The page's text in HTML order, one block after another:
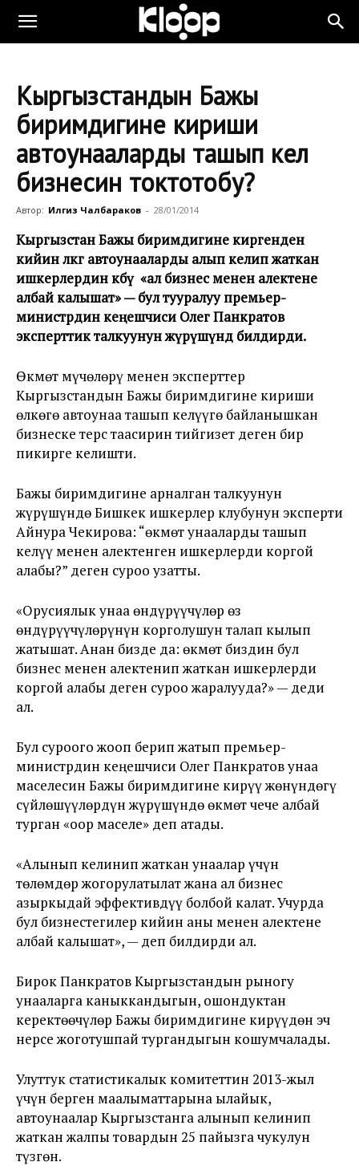
Кыргызстандын Бажы
биримдигине кириши
автоунааларды ташып келүү
бизнесин токтотобу?
Автор: Илгиз Чалбараков - 28/01/2014
Кыргызстан Бажы биримдигине киргенден
кийин өлкөгө автоунааларды алып келип жаткан
ишкерлердин көбү «ал бизнес менен алектене
албай калышат» — бул тууралуу премьер-
министрдин кеңешчиси Олег Панкратов
эксперттик талкуунун жүрүшүндө билдирди.
Өкмөт мүчөлөрү менен эксперттер
Кыргызстандын Бажы биримдигине кириши
өлкөгө автоунаа ташып келүүгө байланышкан
бизнеске терс таасирин тийгизет деген бир
пикирге келишти.
Бажы биримдигине арналган талкуунун
жүрүшүндө Бишкек ишкерлер клубунун эксперти
Айнура Чекирова: “өкмөт унааларды ташып
келүү менен алектенген ишкерлерди коргой
алабы?” деген суроо узатты.
«Орусиялык унаа өндүрүүчүлөр өз
өндүрүүчүлөрүнүн корголушун талап кылып
жатышат. Анан бизде да: өкмөт биздин бул
бизнес менен алектенип жаткан ишкерлерди
коргой алабы деген суроо жаралууда?» — деди
ал.
Бул суроого жооп берип жатып премьер-
министрдин кеңешчиси Олег Панкратов унаа
маселесин Бажы биримдигине кирүү жөнүндөгү
сүйлөшүүлөрдүн жүрүшүндө өкмөт чече албай
турган «оор маселе» деп атады.
«Алынып келинип жаткан унаалар үчүн
төлөмдөр жогорулатылат жана ал бизнес
азыркыдай эффективдүү болбой калат. Учурда
бул бизнестегилер кийин аны менен алектене
албай калышат», — деп билдирди ал.
Бирок Панкратов Кыргызстандын рыногу
унааларга каныккандыгын, ошондуктан
керектөөчүлөр Бажы биримдигине кирүүдөн эч
нерсе жоготушпай тургандыгын кошумчалады.
Улуттук статистикалык комитеттин 2013-жыл
үчүн берген маалыматтарына ылайык,
автоунаалар Кыргызстанга алынып келинип
жаткан жалпы товардын 25 пайызга чукулун
түзгөн.